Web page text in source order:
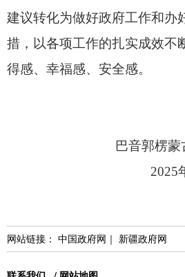
建议转化为做好政府工作和办
措， 以各项工作的扎实成效不
得感、 幸福感、 安全感。
巴音郭楞蒙古自
2025年11
网站链接： 中国政府网 ｜ 新疆政府网